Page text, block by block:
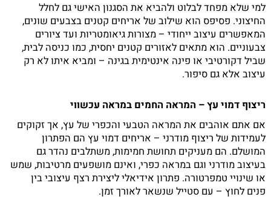
למי שלא מפחד לבלוט ולהביא את הסגנון האישי גם לחלל
החיצוני. פסיפס הוא שילוב של אריחים קטנים בצבעים שונים,
המאפשרים עיצוב ייחודי – מצורות גיאומטריות ועד ציורים
צבעוניים. הוא מתאים לאזורים קטנים יחסית, כמו כניסה לבית,
שביל דקורטיבי או פינה אינטימית בגינה – ומביא איתו לא רק
עיצוב אלא גם סיפור.
ריצוף דמוי עץ – המראה החמים במראה עכשווי
אם אתם אוהבים את המראה הטבעי והכפרי של עץ, אך זקוקים
לעמידות של ריצוף מודרני – אריחים דמוי עץ הם הפתרון
המושלם. הם מעניקים תחושת חמימות, משתלבים נהדר גם
בעיצוב מודרני וגם במראה כפרי, ואינם מושפעים מרטיבות, שמש
או שינויי טמפרטורה. פתרון אידיאלי ליצירת רצף עיצובי בין
פנים לחוץ – עם סטייל שנשאר לאורך זמן.